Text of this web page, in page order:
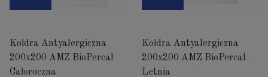
Kołdra Antyalergiczna
200x200 AMZ BioPercal
Całoroczna
Kołdra Antyalergiczna
200x200 AMZ BioPercal
Letnia